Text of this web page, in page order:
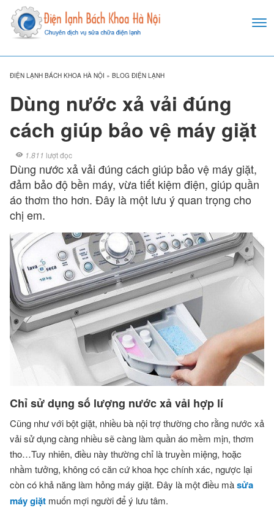
ĐIỆN LẠNH BÁCH KHOA HÀ NỘI » BLOG ĐIỆN LẠNH
Dùng nước xả vải đúng
cách giúp bảo vệ máy giặt
1.811 lượt đọc
Dùng nước xả vải đúng cách giúp bảo vệ máy giặt,
đảm bảo độ bền máy, vừa tiết kiệm điện, giúp quần
áo thơm tho hơn. Đây là một lưu ý quan trọng cho
chị em.
Chỉ sử dụng số lượng nước xả vải hợp lí
Cũng như với bột giặt, nhiều bà nội trợ thường cho rằng nước xả
vải sử dụng càng nhiều sẽ càng làm quần áo mềm mịn, thơm
tho…Tuy nhiên, điều này thường chỉ là truyền miệng, hoặc
nhầm tưởng, không có căn cứ khoa học chính xác, ngược lại
còn có khả năng làm hỏng máy giặt. Đây là một điều màsửa
máy giặt muốn mợi người để ý lưu tâm.